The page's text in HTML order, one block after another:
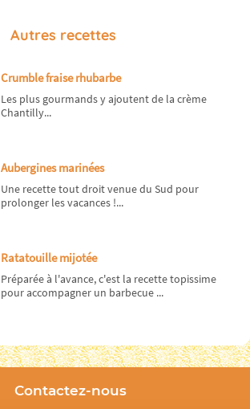
Autres recettes
Crumble fraise rhubarbe
Les plus gourmands y ajoutent de la crème
Chantilly...
Aubergines marinées
Une recette tout droit venue du Sud pour
prolonger les vacances !...
Ratatouille mijotée
Préparée à l'avance, c'est la recette topissime
pour accompagner un barbecue ...
Contactez-nous